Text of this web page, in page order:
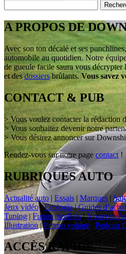
A PROPOS DE
Avec son ton décalé et ses
automobile au quotidien. Notre
de gueule facile saura vous décrypter
et des dossiers brûlants. Vous savez
CONTACT & PUB
> Vous voulez contacter la rédaction
> Vous souhaitez devenir notre
> Vous désirez annoncer sur
Rendez-vous sur notre page contact !
RUBRIQUES AUTO
Actualité auto | Essais | Marques |
Jeux vidéo|Ecologie|Guides d’achat
Tuning|Futurs modèles|Nouveautés
Illustration|Promo voiture Podcast
ACCÈS RAPIDE